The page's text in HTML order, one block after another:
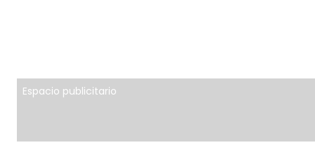
Espacio publicitario